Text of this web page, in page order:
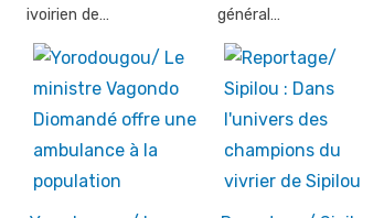
ivoirien de…
général…